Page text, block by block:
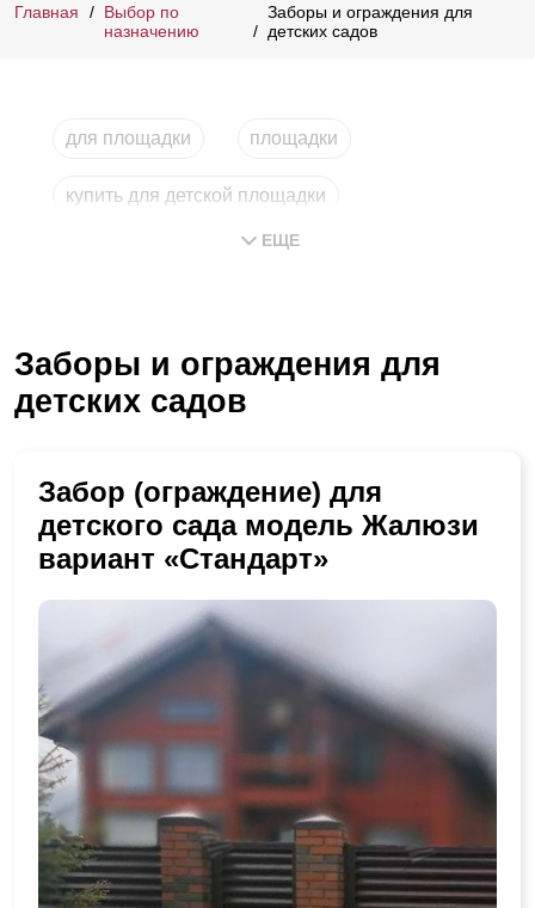
Главная
Выбор по
назначению
Заборы и ограждения для
детских садов
для площадки площадки
купить для детской площадки
купить для детских площадок
ЕЩЕ
Заборы и ограждения для
детских садов
Забор (ограждение) для
детского сада модель Жалюзи
вариант «Стандарт»